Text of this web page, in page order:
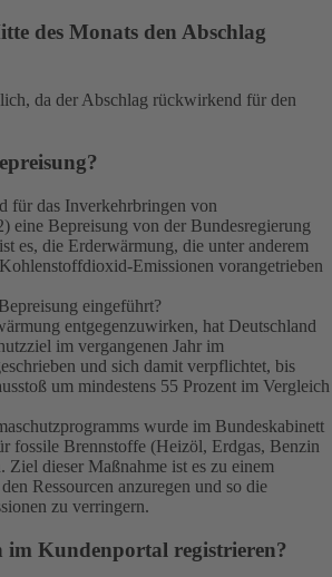
des Monats den Abschlag
da der Abschlag rückwirkend für den
für das Inverkehrbringen von
eine Bepreisung von der Bundesregierung
es, die Erderwärmung, die unter anderem
Emissionen vorangetrieben
eingeführt?
entgegenzuwirken, hat Deutschland
im vergangenen Jahr im
und sich damit verpflichtet, bis
um mindestens 55 Prozent im Vergleich
wurde im Bundeskabinett
fossile Brennstoffe (Heizöl, Erdgas, Benzin
Ziel dieser Maßnahme ist es zu einem
Ressourcen anzuregen und so die
zu verringern.
im Kundenportal registrieren?